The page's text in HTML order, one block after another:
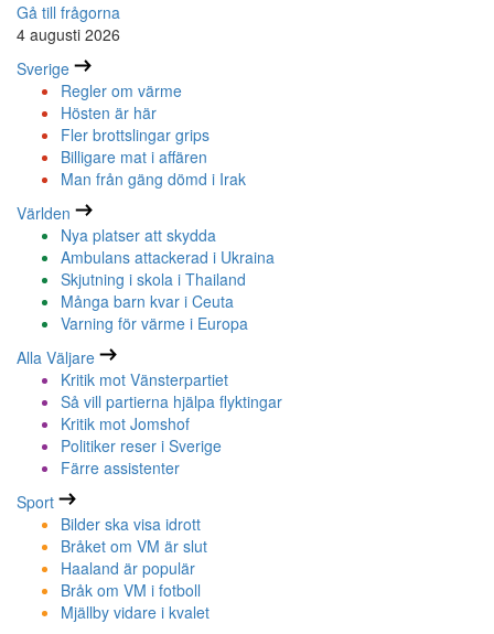
Gå till frågorna
4 augusti 2026
Sverige
Regler om värme
Hösten är här
Fler brottslingar grips
Billigare mat i affären
Man från gäng dömd i Irak
Världen
Nya platser att skydda
Ambulans attackerad i Ukraina
Skjutning i skola i Thailand
Många barn kvar i Ceuta
Varning för värme i Europa
Alla Väljare
Kritik mot Vänsterpartiet
Så vill partierna hjälpa flyktingar
Kritik mot Jomshof
Politiker reser i Sverige
Färre assistenter
Sport
Bilder ska visa idrott
Bråket om VM är slut
Haaland är populär
Bråk om VM i fotboll
Mjällby vidare i kvalet